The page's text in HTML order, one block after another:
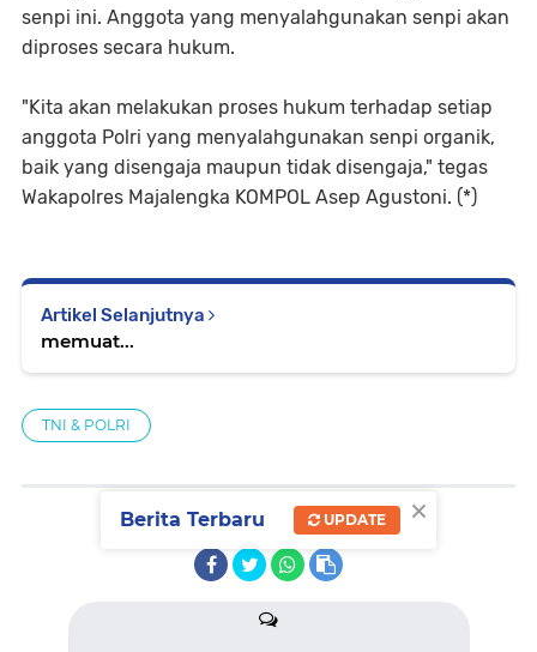
senpi ini. Anggota yang menyalahgunakan senpi akan
diproses secara hukum.
"Kita akan melakukan proses hukum terhadap setiap
anggota Polri yang menyalahgunakan senpi organik,
baik yang disengaja maupun tidak disengaja," tegas
Wakapolres Majalengka KOMPOL Asep Agustoni. (*)
Artikel Selanjutnya
memuat...
TNI & POLRI
SHARE ×
Berita Terbaru UPDATE